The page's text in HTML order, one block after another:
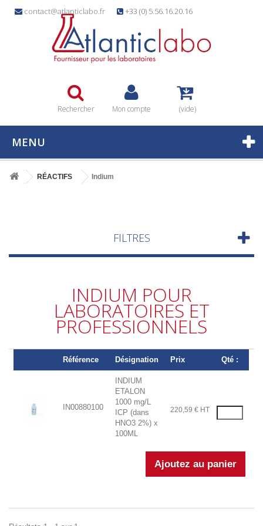
contact@atlanticlabo.fr +33 (0) 5.56.16.20.16
Rechercher Mon compte (vide)
MENU
RÉACTIFS Indium
FILTRES
INDIUM POUR
LABORATOIRES ET
PROFESSIONNELS
Référence Désignation Prix Qté :
IN00880100
INDIUM
ETALON
1000 mg/L
ICP (dans
HNO3 2%) x
100ML
220,59 € HT